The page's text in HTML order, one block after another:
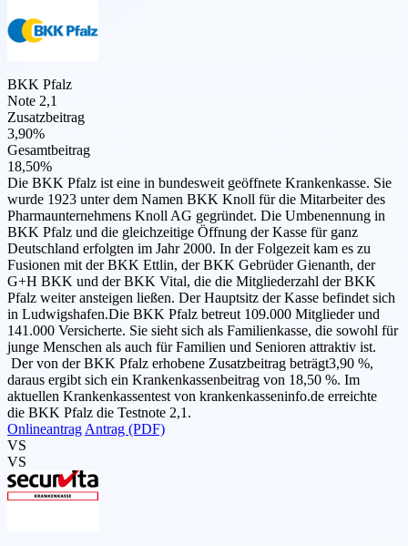
BKK Pfalz
Note 2,1
Zusatzbeitrag
3,90%
Gesamtbeitrag
18,50%
Die BKK Pfalz ist eine in bundesweit geöffnete Krankenkasse. Sie
wurde 1923 unter dem Namen BKK Knoll für die Mitarbeiter des
Pharmaunternehmens Knoll AG gegründet. Die Umbenennung in
BKK Pfalz und die gleichzeitige Öffnung der Kasse für ganz
Deutschland erfolgten im Jahr 2000. In der Folgezeit kam es zu
Fusionen mit der BKK Ettlin, der BKK Gebrüder Gienanth, der
G+H BKK und der BKK Vital, die die Mitgliederzahl der ­­BKK
Pfalz weiter ansteigen ließen. Der Hauptsitz der Kasse befindet sich
in Ludwigshafen.Die BKK Pfalz betreut 109.000 Mitglieder und
141.000 Versicherte. Sie sieht sich als Familienkasse, die sowohl für
junge Menschen als auch für Familien und Senioren attraktiv ist.
Der von der BKK Pfalz erhobene Zusatzbeitrag beträgt3,90 %,
daraus ergibt sich ein Krankenkassenbeitrag von 18,50 %. Im
aktuellen Krankenkassentest von krankenkasseninfo.de erreichte
die BKK Pfalz die Testnote 2,1.
Onlineantrag Antrag (PDF)
VS
VS